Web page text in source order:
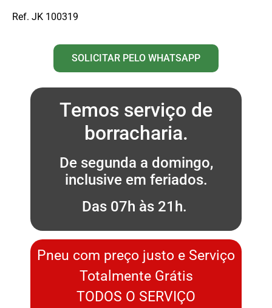
Ref. JK 100319
SOLICITAR PELO WHATSAPP
Temos serviço de
borracharia.
De segunda a domingo,
inclusive em feriados.
Das 07h às 21h.
Pneu com preço justo e Serviço
Totalmente Grátis
TODOS O SERVIÇO